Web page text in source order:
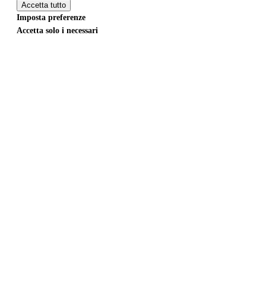
Accetta tutto
Imposta preferenze
Accetta solo i necessari